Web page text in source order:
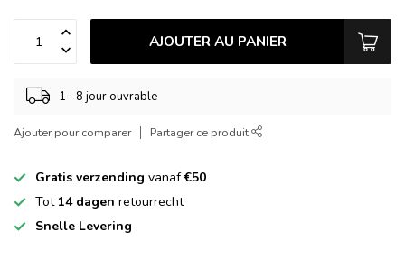
AJOUTER AU PANIER
1 - 8 jour ouvrable
Ajouter pour comparer Partager ce produit
Gratis verzending vanaf€50
Tot 14 dagen retourrecht
Snelle Levering